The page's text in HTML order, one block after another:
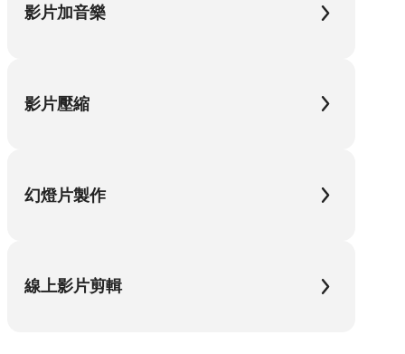
影片加音樂
影片壓縮
幻燈片製作
線上影片剪輯